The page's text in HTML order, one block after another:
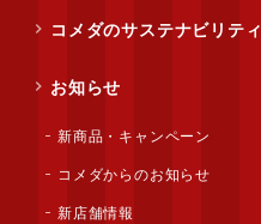
コメダのサステナビリティ
お知らせ
新商品・キャンペーン
コメダからのお知らせ
新店舗情報